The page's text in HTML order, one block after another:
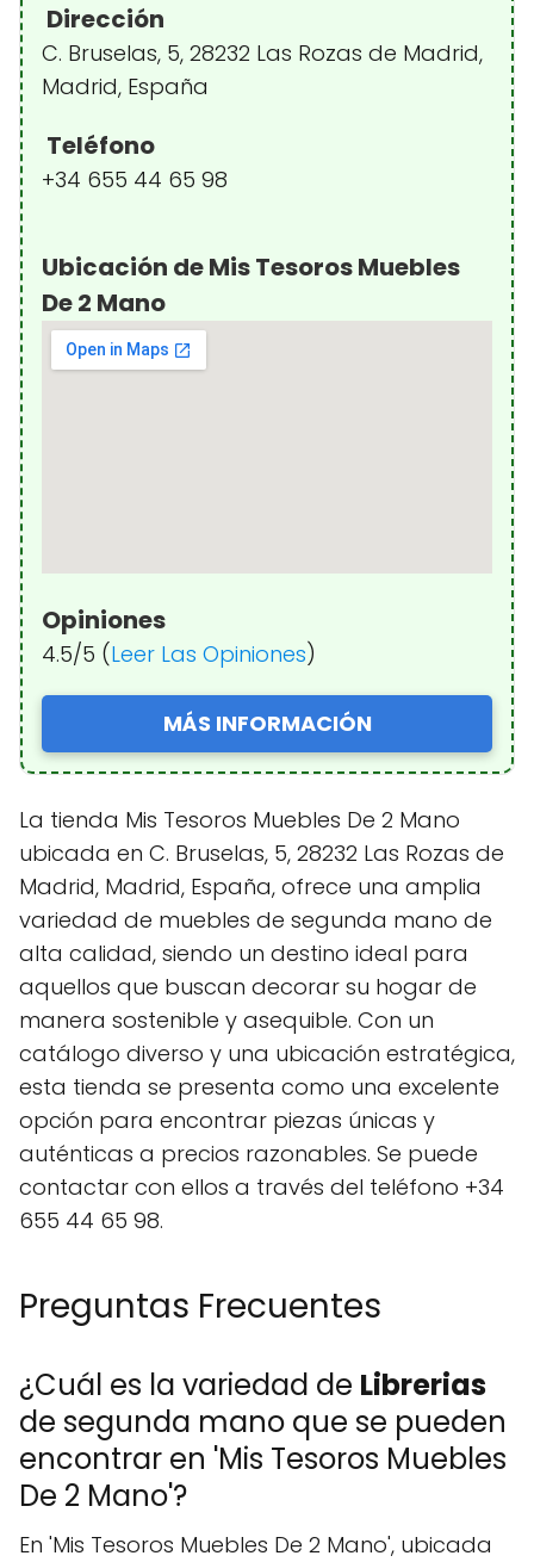
Dirección
C. Bruselas, 5, 28232 Las Rozas de Madrid,
Madrid, España
Teléfono
+34 655 44 65 98
Ubicación de Mis Tesoros Muebles
De 2 Mano
Opiniones
4.5/5 (Leer Las Opiniones)
MÁS INFORMACIÓN
La tienda Mis Tesoros Muebles De 2 Mano
ubicada en C. Bruselas, 5, 28232 Las Rozas de
Madrid, Madrid, España, ofrece una amplia
variedad de muebles de segunda mano de
alta calidad, siendo un destino ideal para
aquellos que buscan decorar su hogar de
manera sostenible y asequible. Con un
catálogo diverso y una ubicación estratégica,
esta tienda se presenta como una excelente
opción para encontrar piezas únicas y
auténticas a precios razonables. Se puede
contactar con ellos a través del teléfono +34
655 44 65 98.
Preguntas Frecuentes
¿Cuál es la variedad de Librerias
de segunda mano que se pueden
encontrar en 'Mis Tesoros Muebles
De 2 Mano'?
En 'Mis Tesoros Muebles De 2 Mano', ubicada